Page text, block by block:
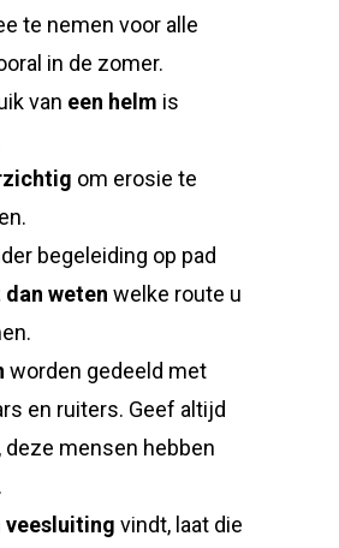
te nemen voor alle
in de zomer.
van een helm is
om erosie te
begeleiding op pad
dan weten welke route u
worden gedeeld met
en ruiters. Geef altijd
deze mensen hebben
veesluiting vindt, laat die